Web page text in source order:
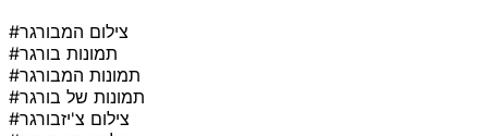
#צילום המבורגר
#תמונות בורגר
#תמונות המבורגר
#תמונות של בורגר
#צילום צ'יזבורגר